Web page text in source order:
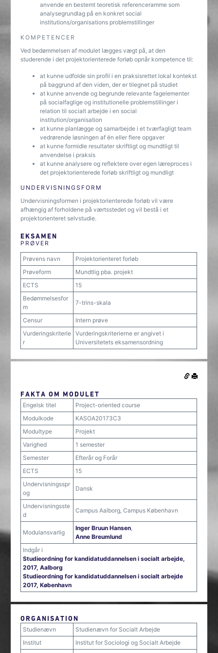
anvende en bestemt teoretisk referenceramme som
analysegrundlag på en konkret social
institutions/organisations problemstillinger
KOMPETENCER
Ved bedømmelsen af modulet lægges vægt på, at den
studerende i det projektorienterede forløb opnår kompetence til:
at kunne udfolde sin profil i en praksisrettet lokal kontekst
på baggrund af den viden, der er tilegnet på studiet
at kunne anvende og begrunde relevante fagelementer
på socialfaglige og institutionelle problemstillinger i
relation til socialt arbejde i en social
institution/organisation
at kunne planlægge og samarbejde i et tværfagligt team
vedrørende løsningen af én eller flere opgaver
at kunne formidle resultater skriftligt og mundtligt til
anvendelse i praksis
at kunne analysere og reflektere over egen læreproces i
det projektorienterede forløb skriftligt og mundligt
UNDERVISNINGSFORM
Undervisningsformen i projektorienterede forløb vil være
afhængig af forholdene på værtsstedet og vil bestå i et
projektorienteret selvstudie.
EKSAMEN
PRØVER
Prøvens navn
Projektorienteret forløb
Prøveform
Mundtlig pba. projekt
ECTS
15
Bedømmelsesfor
m
7-trins-skala
Censur
Intern prøve
Vurderingskriterie
r
Vurderingskriterierne er angivet i
Universitetets eksamensordning
FAKTA OM MODULET
Engelsk titel
Project-oriented course
Modulkode
KASOA20173C3
Modultype
Projekt
Varighed
1 semester
Semester
Efterår og Forår
ECTS
15
Undervisningsspr
og
Dansk
Undervisningsste
d
Campus Aalborg, Campus København
Modulansvarlig
Inger Bruun Hansen,
Anne Breumlund
Indgår i
Studieordning for kandidatuddannelsen i socialt arbejde,
2017, Aalborg
Studieordning for kandidatuddannelsen i socialt arbejde
2017, København
ORGANISATION
Studienævn
Studienævn for Socialt Arbejde
Institut
Institut for Sociologi og Socialt Arbejde